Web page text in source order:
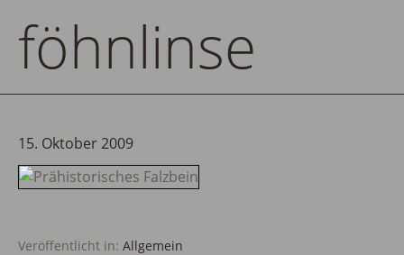
föhnlinse
15. Oktober 2009
Veröffentlicht in: Allgemein